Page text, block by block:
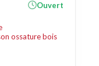
ossature bois
Ouvert